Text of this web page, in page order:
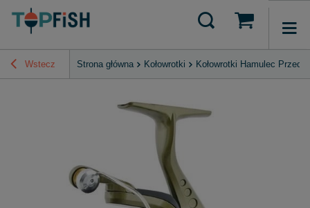
Wstecz Strona główna Kołowrotki Kołowrotki Hamulec Przedni